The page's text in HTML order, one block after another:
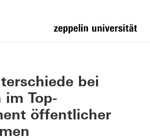
bei
im Top-
öffentlicher